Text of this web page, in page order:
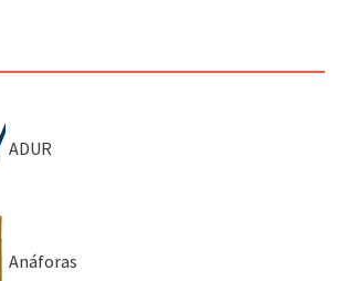
ADUR
Anáforas